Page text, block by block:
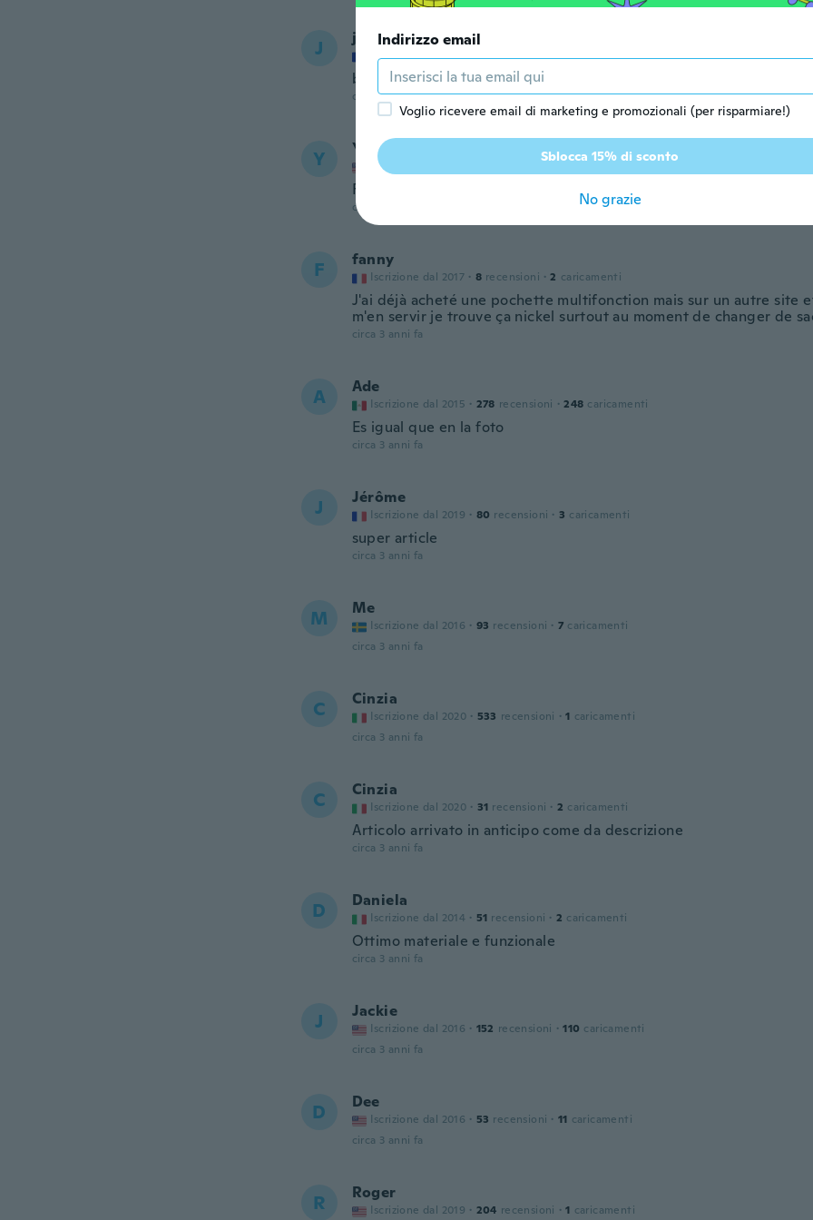
J jack
Iscrizione dal 2019 · 348 recensioni
bon merci
circa 3 anni fa
Y Yvonne
Iscrizione dal 2017
Fit right into my designer handbag giving me much needed
circa 3 anni fa
F fanny
Iscrizione dal 2017 · 8 recensioni · 2 caricamenti
J'ai déjà acheté une pochette multifonction mais sur un autre site
m'en servir je trouve ça nickel surtout au moment de changer de
circa 3 anni fa
A Ade
Iscrizione dal 2015 · 278 recensioni · 248 caricamenti
Es igual que en la foto
circa 3 anni fa
J Jérôme
Iscrizione dal 2019 · 80 recensioni · 3 caricamenti
super article
circa 3 anni fa
M Me
Iscrizione dal 2016 · 93 recensioni · 7 caricamenti
circa 3 anni fa
C Cinzia
Iscrizione dal 2020 · 533 recensioni · 1 caricamenti
circa 3 anni fa
C Cinzia
Iscrizione dal 2020 · 31 recensioni · 2 caricamenti
Articolo arrivato in anticipo come da descrizione
circa 3 anni fa
D Daniela
Iscrizione dal 2014 · 51 recensioni · 2 caricamenti
Ottimo materiale e funzionale
circa 3 anni fa
J Jackie
Iscrizione dal 2016 · 152 recensioni · 110 caricamenti
circa 3 anni fa
D Dee
Iscrizione dal 2016 · 53 recensioni · 11 caricamenti
circa 3 anni fa
R Roger
Iscrizione dal 2019 · 204 recensioni · 1 caricamenti
Indirizzo email
Voglio ricevere email di marketing e promozionali (per risparmiare!)
Sblocca 15% di sconto
No grazie